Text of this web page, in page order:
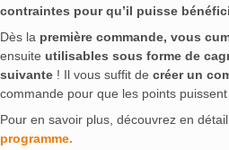
contraintes pour qu’il puisse
Dès la première commande, vous
ensuite utilisables sous forme de
suivante ! Il vous suffit de créer un
commande pour que les points puissent
Pour en savoir plus, découvrez en détail
programme.